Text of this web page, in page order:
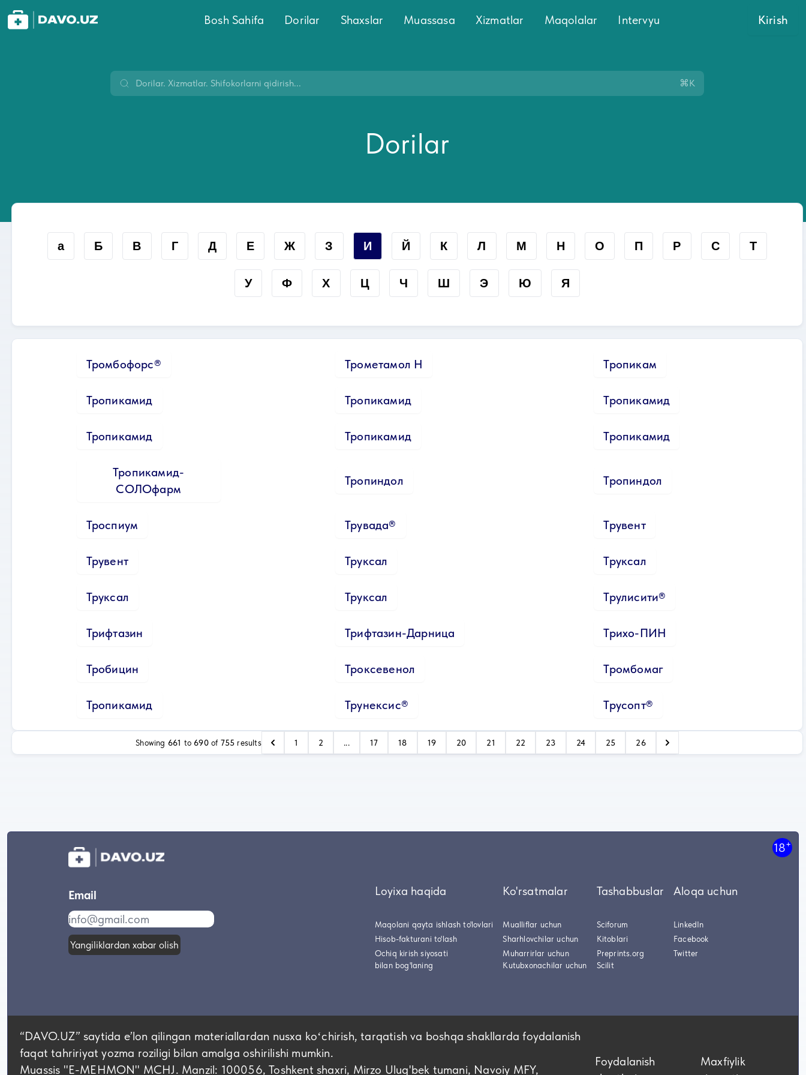
Bosh Sahifa Dorilar Shaxslar Muassasa Xizmatlar Maqolalar Intervyu Kirish
⌘K
Dorilar
а Б В Г Д Е Ж З И Й К Л М Н О П Р С Т
У Ф Х Ц Ч Ш Э Ю Я
Тромбофорс® Трометамол Н Тропикам
Тропикамид Тропикамид Тропикамид
Тропикамид Тропикамид Тропикамид
Тропикамид-
СОЛОфарм
Тропиндол Тропиндол
Троспиум Трувада® Трувент
Трувент Труксал Труксал
Труксал Труксал Трулисити®
Трифтазин Трифтазин-Дарница Трихо-ПИН
Тробицин Троксевенол Тромбомаг
Тропикамид Трунексис® Трусопт®
Showing 661 to690of 755 results 1 2 ... 17 18 19 20 21 22 23 24 25 26
18+
Email
Yangiliklardan xabar olish
Loyixa haqida
Maqolani qayta ishlash to'lovlari
Hisob-fakturani to'lash
Ochiq kirish siyosati
bilan bog'laning
Ko'rsatmalar
Mualliflar uchun
Sharhlovchilar uchun
Muharrirlar uchun
Kutubxonachilar uchun
Tashabbuslar
Sciforum
Kitoblari
Preprints.org
Scilit
Aloqa uchun
LinkedIn
Facebook
Twitter
“DAVO.UZ” saytida eʼlon qilingan materiallardan nusxa koʻchirish, tarqatish va boshqa shakllarda foydalanish
faqat tahririyat yozma roziligi bilan amalga oshirilishi mumkin.
Muassis "E-MEHMON" MCHJ. Manzil: 100056, Toshkent shaxri, Mirzo Ulug'bek tumani, Navoiy MFY,
Foydalanish
Maxfiylik